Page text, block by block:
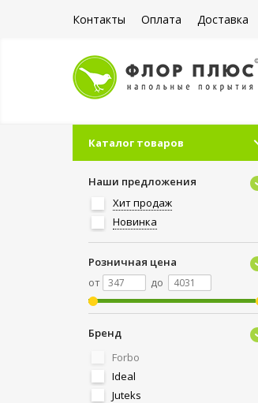
Контакты Оплата Доставка
Каталог товаров
Наши предложения
Хит продаж
Новинка
Розничная цена
от
до
Бренд
Forbo
Ideal
Juteks